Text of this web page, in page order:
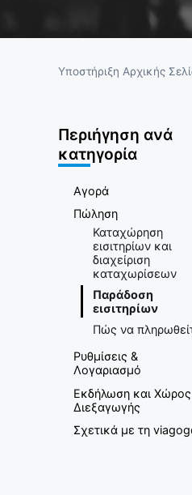
Αγορά
Υποστήριξη Αρχικής
Περιήγηση ανά
κατηγορία
Αγορά
Πώληση
Καταχώρηση
εισιτηρίων και
διαχείριση
καταχωρίσεων
Παράδοση
εισιτηρίων
Πώς να
Ρυθμίσεις &
Λογαριασμό
Εκδήλωση και Χώρος
Διεξαγωγής
Σχετικά με τη